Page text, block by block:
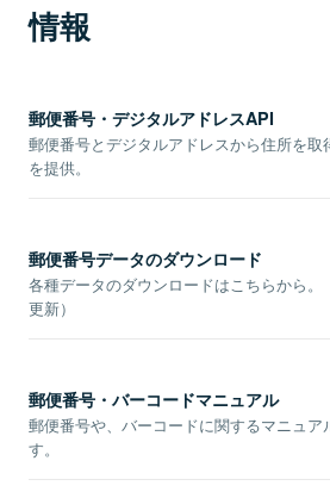
情報
郵便番号・デジタルアドレスAPI
郵便番号とデジタルアドレスから住所を取
を提供。
郵便番号データのダウンロード
各種データのダウンロードはこちらから。
更新）
郵便番号・バーコードマニュアル
郵便番号や、バーコードに関するマニュア
す。